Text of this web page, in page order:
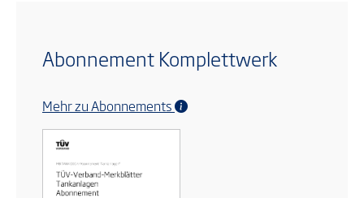
Abonnement Komplettwerk
Mehr zu Abonnements